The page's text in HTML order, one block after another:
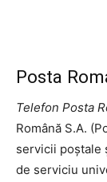
Posta
Telefon Posta
Română S.A.
servicii poștale
de serviciu